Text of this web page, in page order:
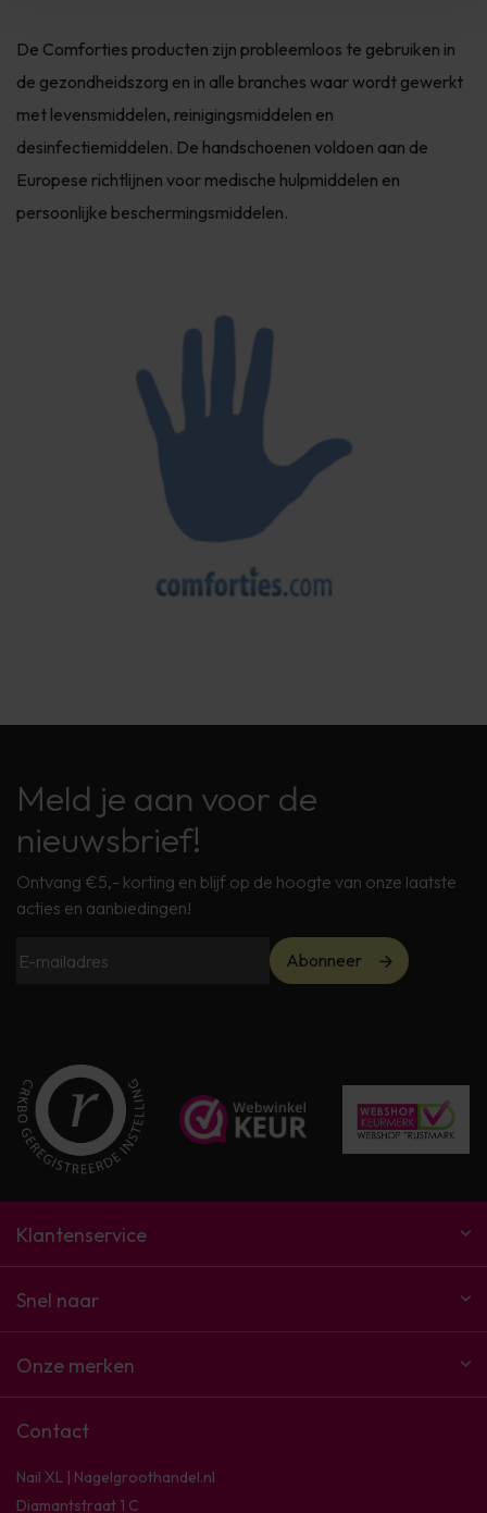
De Comforties producten zijn probleemloos te gebruiken in
de gezondheidszorg en in alle branches waar wordt gewerkt
met levensmiddelen, reinigingsmiddelen en
desinfectiemiddelen. De handschoenen voldoen aan de
Europese richtlijnen voor medische hulpmiddelen en
persoonlijke beschermingsmiddelen.
Meld je aan voor de
nieuwsbrief!
Ontvang €5,- korting en blijf op de hoogte van onze laatste
acties en aanbiedingen!
Abonneer
Klantenservice
Snel naar
Onze merken
Contact
Nail XL | Nagelgroothandel.nl
Diamantstraat 1 C